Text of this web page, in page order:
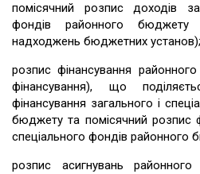
помісячний розпис доходів
фондів районного бюджету
надходжень бюджетних установ);
розпис фінансування
фінансування), що
фінансування загального і
бюджету та помісячний розпис
спеціального фондів районного
розпис асигнувань